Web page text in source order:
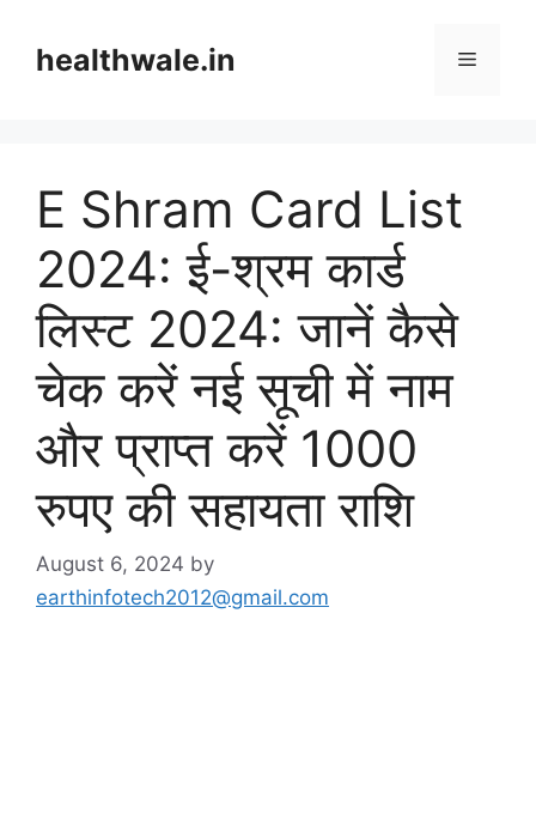
contenthealthwale.in Menu
E Shram Card List
2024: ई-श्रम कार्ड
लिस्ट 2024: जानें कैसे
चेक करें नई सूची में नाम
और प्राप्त करें 1000
रुपए की सहायता राशि
August 6, 2024 by
earthinfotech2012@gmail.com